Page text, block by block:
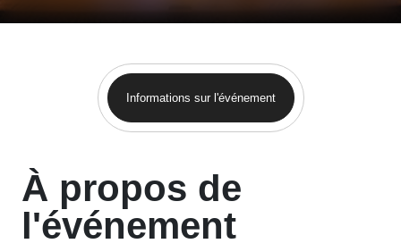
Informations sur l'événement
À propos de
l'événement